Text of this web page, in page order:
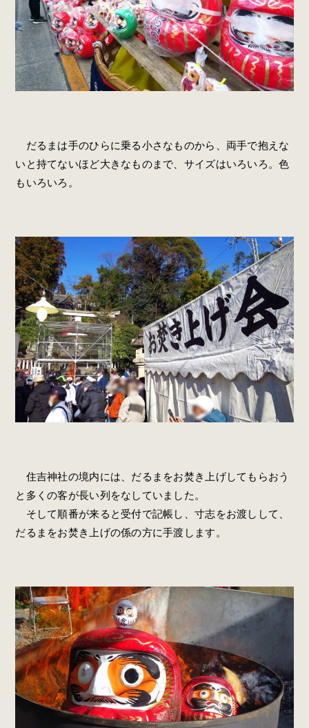
だるまは手のひらに乗る小さなものから、両手で抱えな
いと持てないほど大きなものまで、サイズはいろいろ。色
もいろいろ。
住吉神社の境内には、だるまをお焚き上げしてもらおう
と多くの客が長い列をなしていました。
そして順番が来ると受付で記帳し、寸志をお渡しして、
だるまをお焚き上げの係の方に手渡します。